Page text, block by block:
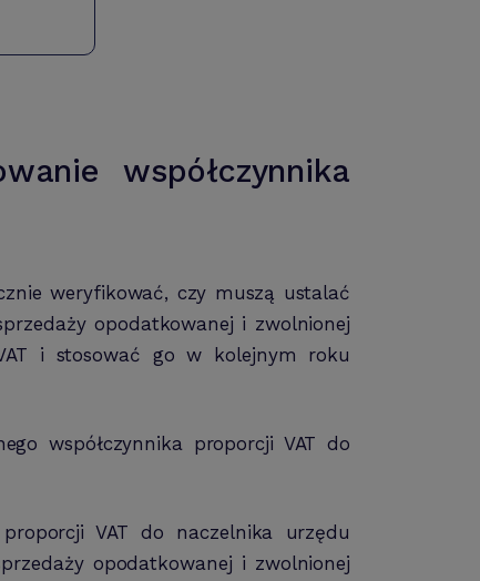
współczynnika
weryfikować, czy muszą ustalać
opodatkowanej i zwolnionej
i stosować go w kolejnym roku
współczynnika proporcji VAT do
VAT do naczelnika urzędu
opodatkowanej i zwolnionej